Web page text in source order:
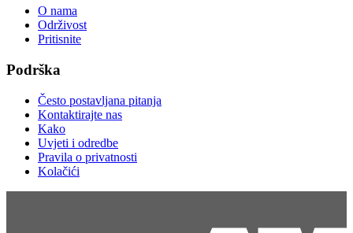
O nama
Održivost
Pritisnite
Podrška
Često postavljana pitanja
Kontaktirajte nas
Kako
Uvjeti i odredbe
Pravila o privatnosti
Kolačići